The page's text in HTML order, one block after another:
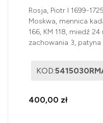
Rosja, Piotr I 1699-
Moskwa, mennica
166, KM 118, miedź
zachowania 3, patyna
KOD:
400,00 zł